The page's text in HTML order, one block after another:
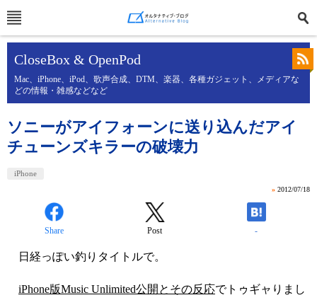
CloseBox & OpenPod
Mac、iPhone、iPod、歌声合成、DTM、楽器、各種ガジェット、メディアな
どの情報・雑感などなど
ソニーがアイフォーンに送り込んだアイ
チューンズキラーの破壊力
iPhone
» 2012/07/18
Share Post -
日経っぽい釣りタイトルで。
iPhone版Music Unlimited公開とその反応でトゥギャりまし